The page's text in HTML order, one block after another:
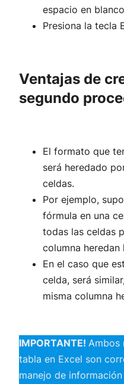
espacio en
Presiona la tecla
Ventajas de
segundo
El formato que
será heredado
celdas.
Por ejemplo,
fórmula en una
todas las celdas
columna heredan
En el caso que
celda, será
misma columna
IMPORTANTE! Ambos
tabla en Excel son
manejo de